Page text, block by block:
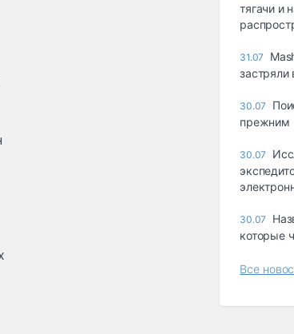
тягачи и
31.07
застряли
30.07
прежним
30.07
30.07
которые
Все